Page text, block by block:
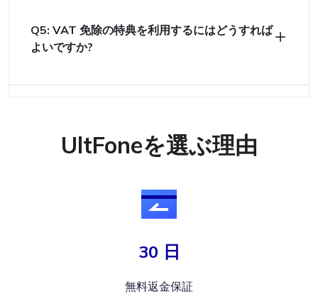
Q5: VAT 免除の特典を利用するにはどうすれば
よいですか?
UltFoneを選ぶ理由
30 日
無料返金保証